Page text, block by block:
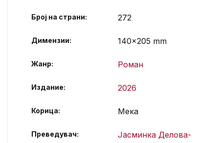
Број на страни 272
Димензии 140×205 mm
Жанр Роман
Издание 2026
Корица Мека
Преведувач
Јасминка Делова-